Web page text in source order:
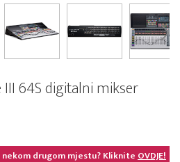
III 64S digitalni mikser
drugom mjestu? KlikniteOVDJE!